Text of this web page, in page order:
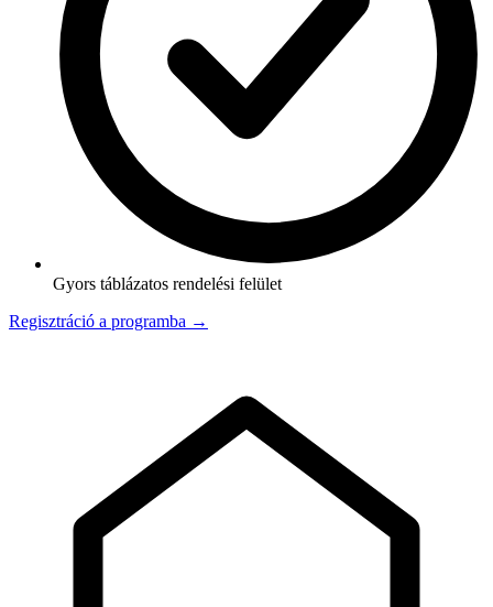
Gyors táblázatos rendelési felület
Regisztráció a programba →